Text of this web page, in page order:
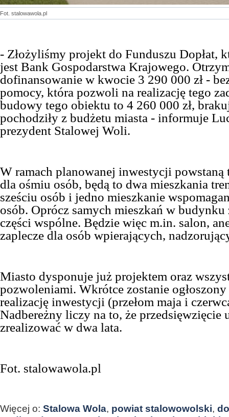
Fot. stalowawola.pl
- Złożyliśmy projekt do Funduszu Dopłat,
jest Bank Gospodarstwa Krajowego.
dofinansowanie w kwocie 3 290 000 zł -
pomocy, która pozwoli na realizację tego
budowy tego obiektu to 4 260 000 zł,
pochodziły z budżetu miasta - informuje
prezydent Stalowej Woli.
W ramach planowanej inwestycji powstaną
dla ośmiu osób, będą to dwa mieszkania
sześciu osób i jedno mieszkanie
osób. Oprócz samych mieszkań w budynku
części wspólne. Będzie więc m.in. salon,
zaplecze dla osób wpierających,
Miasto dysponuje już projektem oraz
pozwoleniami. Wkrótce zostanie ogłoszony
realizację inwestycji (przełom maja i
Nadbereżny liczy na to, że przedsięwzięcie
zrealizować w dwa lata.
Fot. stalowawola.pl
Więcej o: Stalowa Wola, powiat stalowowolski,